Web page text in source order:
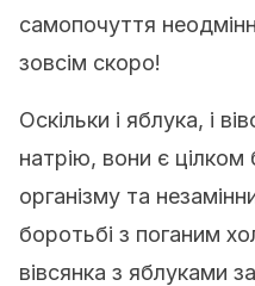
самопочуття
зовсім скоро!
Оскільки і яблука, і
натрію, вони є
організму та
боротьбі з поганим
вівсянка з яблуками